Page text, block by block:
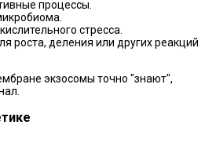
процессы.
стресса.
роста, деления или других реакций
экзосомы точно "знают",